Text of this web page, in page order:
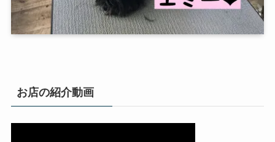
お店の紹介動画